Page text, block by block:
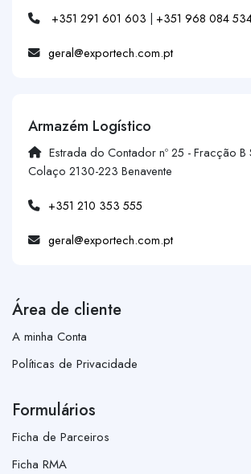
+351 291 601 603 | +351 968 084
geral@exportech.com.pt
Armazém Logístico
Estrada do Contador nº 25 - Fracção B
Colaço 2130-223 Benavente
+351 210 353 555
geral@exportech.com.pt
Área de cliente
A minha Conta
Políticas de Privacidade
Formulários
Ficha de Parceiros
Ficha RMA